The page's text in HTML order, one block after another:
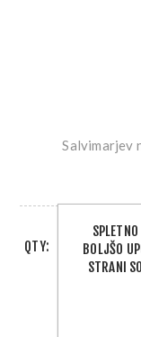
Salvimarjev
QTY:
BOLJŠO
STRANI